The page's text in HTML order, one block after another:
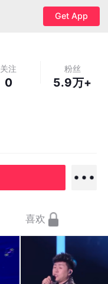
Get App
关注
0
粉丝
5.9万+
喜欢